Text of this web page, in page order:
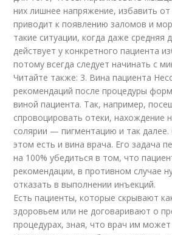
них лишнее напряжение, избавить
приводит к появлению заломов и
такие ситуации, когда даже средняя
действует у конкретного пациента
потому всегда следует начинать с
Читайте также: 3. Вина пациента
рекомендаций после процедуры
виной пациента. Так, например,
спровоцировать отеки, нахождение
солярии — пигментацию и так
этом есть и вина врача. Его задача
на 100% убедиться в том, что
рекомендации, в противном случае
отказать в выполнении инъекций.
Есть пациенты, которые скрывают
здоровьем или не договаривают о
процедурах, зная, что врач им может